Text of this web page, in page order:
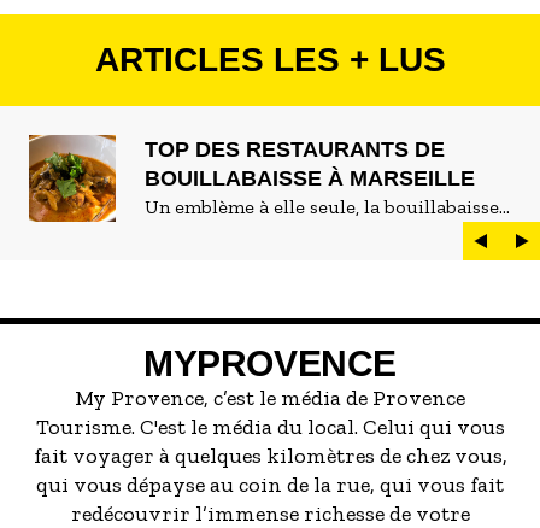
ARTICLES LES + LUS
TOP DES RESTAURANTS DE
BOUILLABAISSE À MARSEILLE
Un emblème à elle seule, la bouillabaisse
est LE plat marseillais par excellence. On
peut d'ailleurs vite être submergé·e par la
servir la meilleure...
MYPROVENCE
My Provence, c’est le média de Provence
Tourisme. C'est le média du local. Celui qui vous
fait voyager à quelques kilomètres de chez vous,
qui vous dépayse au coin de la rue, qui vous fait
redécouvrir l’immense richesse de votre